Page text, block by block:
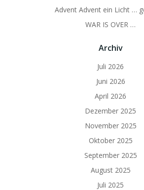
Advent Advent ein Licht …
WAR IS OVER …
Archiv
Juli 2026
Juni 2026
April 2026
Dezember 2025
November 2025
Oktober 2025
September 2025
August 2025
Juli 2025